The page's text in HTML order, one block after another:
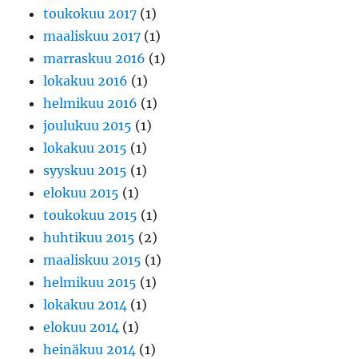
toukokuu 2017 (1)
maaliskuu 2017 (1)
marraskuu 2016 (1)
lokakuu 2016 (1)
helmikuu 2016 (1)
joulukuu 2015 (1)
lokakuu 2015 (1)
syyskuu 2015 (1)
elokuu 2015 (1)
toukokuu 2015 (1)
huhtikuu 2015 (2)
maaliskuu 2015 (1)
helmikuu 2015 (1)
lokakuu 2014 (1)
elokuu 2014 (1)
heinäkuu 2014 (1)